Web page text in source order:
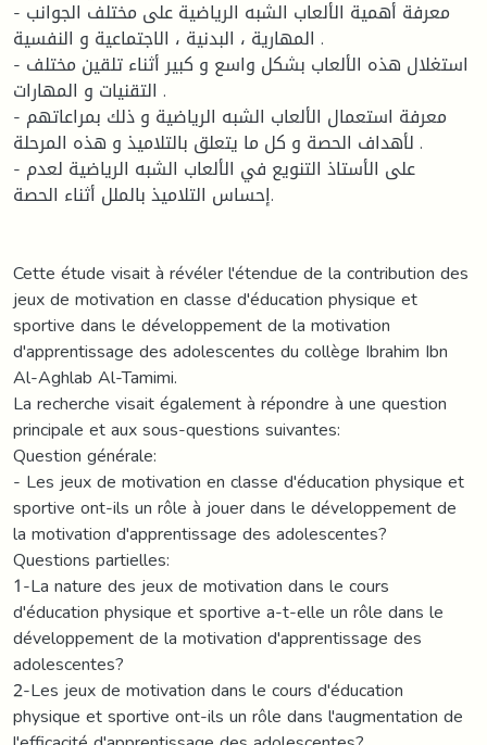
- معرفة أهمية الألعاب الشبه الرياضية على مختلف الجوانب
المهارية ، البدنية ، الاجتماعية و النفسية .
- استغلال هذه الألعاب بشكل واسع و كبير أثناء تلقين مختلف
التقنيات و المهارات .
- معرفة استعمال الألعاب الشبه الرياضية و ذلك بمراعاتهم
لأهداف الحصة و كل ما يتعلق بالتلاميذ و هذه المرحلة .
- على الأستاذ التنويع في الألعاب الشبه الرياضية لعدم
إحساس التلاميذ بالملل أثناء الحصة.
Cette étude visait à révéler l'étendue de la contribution des
jeux de motivation en classe d'éducation physique et
sportive dans le développement de la motivation
d'apprentissage des adolescentes du collège Ibrahim Ibn
Al-Aghlab Al-Tamimi.
La recherche visait également à répondre à une question
principale et aux sous-questions suivantes:
Question générale:
- Les jeux de motivation en classe d'éducation physique et
sportive ont-ils un rôle à jouer dans le développement de
la motivation d'apprentissage des adolescentes?
Questions partielles:
1-La nature des jeux de motivation dans le cours
d'éducation physique et sportive a-t-elle un rôle dans le
développement de la motivation d'apprentissage des
adolescentes?
2-Les jeux de motivation dans le cours d'éducation
physique et sportive ont-ils un rôle dans l'augmentation de